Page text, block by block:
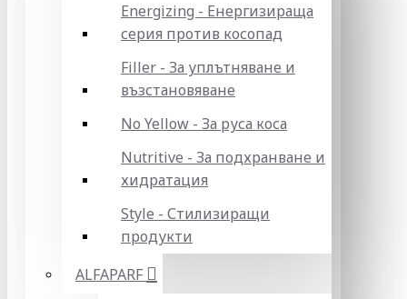
Energizing - Енергизираща
серия против косопад
Filler - За уплътняване и
възстановяване
No Yellow - За руса коса
Nutritive - За подхранване и
хидратация
Style - Стилизиращи
продукти
ALFAPARF